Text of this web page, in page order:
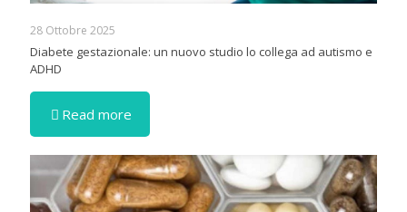
28 Ottobre 2025
Diabete gestazionale: un nuovo studio lo collega ad autismo e
ADHD
Read more